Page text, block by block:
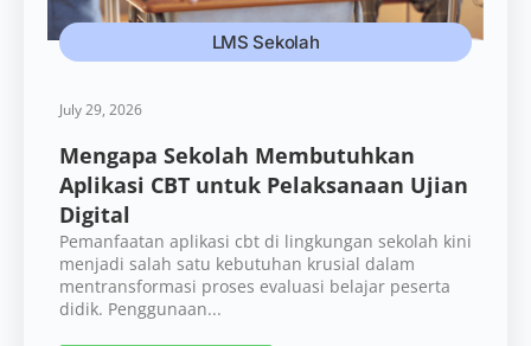
LMS Sekolah
July 29, 2026
Mengapa Sekolah Membutuhkan
Aplikasi CBT untuk Pelaksanaan Ujian
Digital
Pemanfaatan aplikasi cbt di lingkungan sekolah kini
menjadi salah satu kebutuhan krusial dalam
mentransformasi proses evaluasi belajar peserta
didik. Penggunaan...